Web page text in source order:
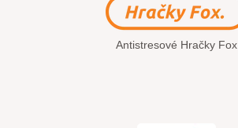
Antistresové Hračky Fox